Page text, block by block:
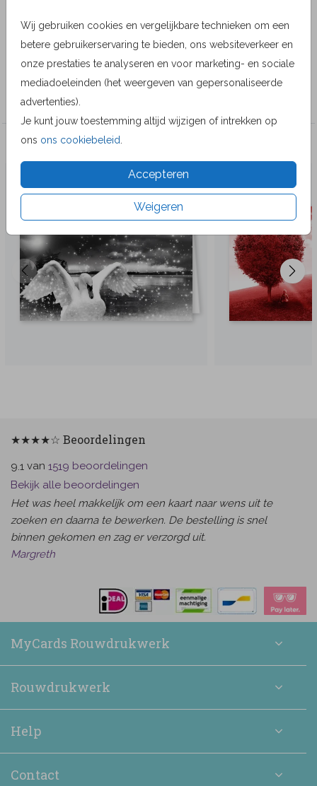
Wij gebruiken cookies en vergelijkbare technieken om een
betere gebruikerservaring te bieden, ons websiteverkeer en
onze prestaties te analyseren en voor marketing- en sociale
mediadoeleinden (het weergeven van gepersonaliseerde
advertenties).
Je kunt jouw toestemming altijd wijzigen of intrekken op
ons ons cookiebeleid
Accepteren
Weigeren
Designer
Lievez2
Collectie
Veel gekozen producten
★★★★☆ Beoordelingen
9.1 van 1519 beoordelingen
Bekijk alle beoordelingen
Het was heel makkelijk om een kaart naar wens uit te
zoeken en daarna te bewerken. De bestelling is snel
binnen gekomen en zag er verzorgd uit.
Margreth
MyCards Rouwdrukwerk
Rouwdrukwerk
Help
Contact